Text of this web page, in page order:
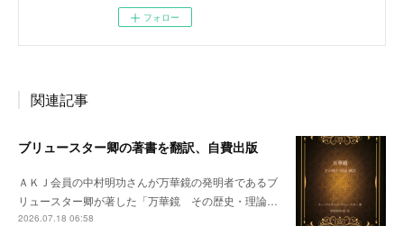
フォロー
関連記事
ブリュースター卿の著書を翻訳、自費出版
ＡＫＪ会員の中村明功さんが万華鏡の発明者であるブ
リュースター卿が著した「万華鏡 その歴史・理論…
2026.07.18 06:58